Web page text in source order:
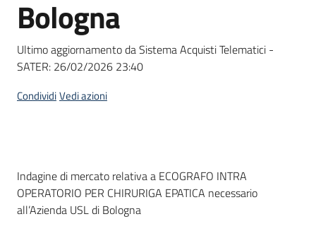
English
site
su
Bologna
Ultimo aggiornamento da Sistema Acquisti Telematici -
SATER: 26/02/2026 23:40
CondividiVedi azioni
Dati del bando
Indagine di mercato relativa a ECOGRAFO INTRA
OPERATORIO PER CHIRURIGA EPATICA necessario
all’Azienda USL di Bologna